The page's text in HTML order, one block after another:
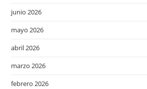
junio 2026
mayo 2026
abril 2026
marzo 2026
febrero 2026